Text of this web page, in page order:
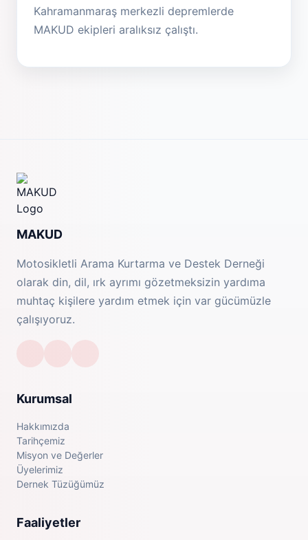
Kahramanmaraş merkezli depremlerde
MAKUD ekipleri aralıksız çalıştı.
MAKUD
Motosikletli Arama Kurtarma ve Destek Derneği
olarak din, dil, ırk ayrımı gözetmeksizin yardıma
muhtaç kişilere yardım etmek için var gücümüzle
çalışıyoruz.
Kurumsal
Hakkımızda
Tarihçemiz
Misyon ve Değerler
Üyelerimiz
Dernek Tüzüğümüz
Faaliyetler